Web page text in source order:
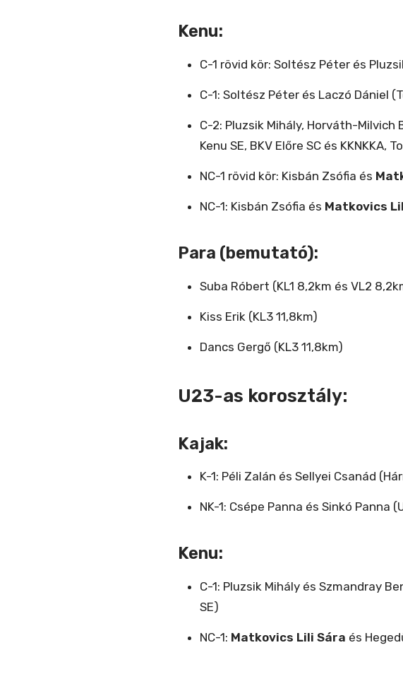
Kenu:
C-1 rövid kör: Soltész Péter és
C-1: Soltész Péter és Laczó Dániel
C-2: Pluzsik Mihály, Horváth-
Kenu SE, BKV Előre SC és KKNKKA,
NC-1 rövid kör: Kisbán Zsófia és
NC-1: Kisbán Zsófia és Matkovics
Para (bemutató):
Suba Róbert (KL1 8,2km és VL2
Kiss Erik (KL3 11,8km)
Dancs Gergő (KL3 11,8km)
U23-as korosztály:
Kajak:
K-1: Péli Zalán és Sellyei Csanád
NK-1: Csépe Panna és Sinkó Panna
Kenu:
C-1: Pluzsik Mihály és Szmandray
SE)
NC-1: Matkovics Lili Sára és